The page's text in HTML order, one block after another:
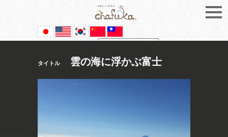
Powered by
タイトル 雲の海に浮かぶ富士